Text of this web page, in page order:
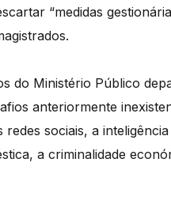
“medidas
do Ministério Público
anteriormente
redes sociais, a
a criminalidade